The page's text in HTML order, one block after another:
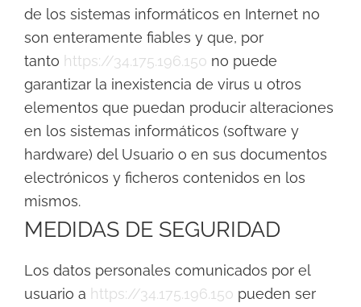
de los sistemas informáticos en Internet no
son enteramente fiables y que, por
tanto https://34.175.196.150 no puede
garantizar la inexistencia de virus u otros
elementos que puedan producir alteraciones
en los sistemas informáticos (software y
hardware) del Usuario o en sus documentos
electrónicos y ficheros contenidos en los
mismos.
MEDIDAS DE SEGURIDAD
Los datos personales comunicados por el
usuario a https://34.175.196.150 pueden ser